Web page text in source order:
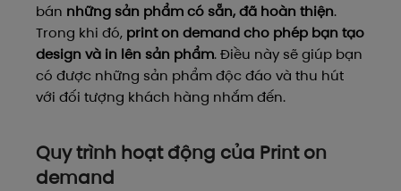
bán những sản phẩm có sẵn, đã hoàn thiện.
Trong khi đó, print on demand cho phép bạn tạo
design và in lên sản phẩm. Điều này sẽ giúp bạn
có được những sản phẩm độc đáo và thu hút
với đối tượng khách hàng nhắm đến.
Quy trình hoạt động của Print on
demand